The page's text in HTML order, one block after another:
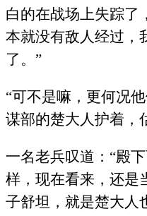
白的在战场上失踪了
本就没有敌人经过，
了。”
“可不是嘛，更何况
谋部的楚大人护着，
一名老兵叹道：“殿
样，现在看来，还是
子舒坦，就是楚大人